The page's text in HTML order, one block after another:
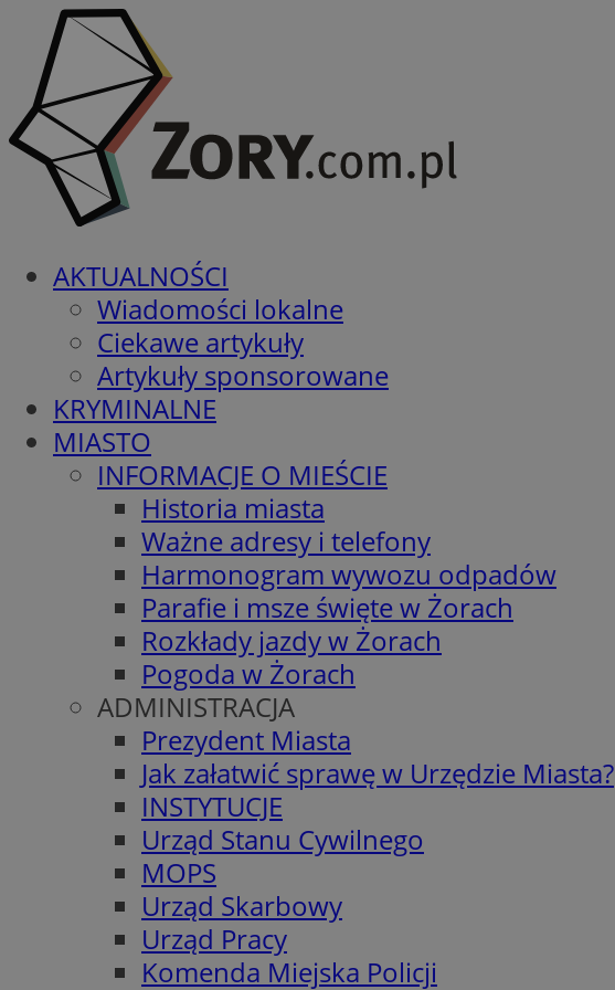
AKTUALNOŚCI
Wiadomości lokalne
Ciekawe artykuły
Artykuły sponsorowane
KRYMINALNE
MIASTO
INFORMACJE O MIEŚCIE
Historia miasta
Ważne adresy i telefony
Harmonogram wywozu odpadów
Parafie i msze święte w Żorach
Rozkłady jazdy w Żorach
Pogoda w Żorach
ADMINISTRACJA
Prezydent Miasta
Jak załatwić sprawę w Urzędzie Miasta?
INSTYTUCJE
Urząd Stanu Cywilnego
MOPS
Urząd Skarbowy
Urząd Pracy
Komenda Miejska Policji